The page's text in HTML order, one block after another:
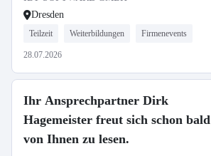
Dresden
Teilzeit Weiterbildungen Firmenevents
28.07.2026
Ihr Ansprechpartner Dirk
Hagemeister freut sich schon bald
von Ihnen zu lesen.